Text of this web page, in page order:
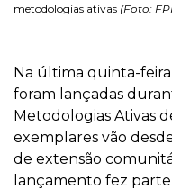
metodologias ativas (Foto:
Na última quinta-
foram lançadas
Metodologias Ativas
exemplares vão
de extensão
lançamento fez